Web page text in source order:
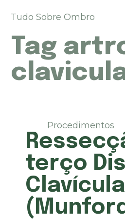
u
a
a
Tudo Sobre Ombro
Tag
Procedimentos
terço
Clavícula